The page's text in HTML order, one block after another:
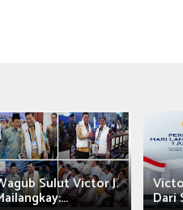
Sulut Victor J.
Dari